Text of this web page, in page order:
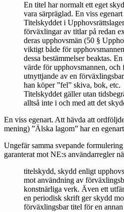
En titel har normalt ett eget
vara särpräglad. En viss
Titelskyddet i
förväxlingar av titlar på redan
deras upphovsmän (50 §
viktigt både för
dessa bestämmelser beaktas.
värde för upphovsmannen, och
utnyttjande av en
han köper ”fel” skiva, bok, etc.
Titelskyddet gäller utan
alltså inte i och med att det
En viss egenart. Att hävda att
mening) ”Älska lagom” har en
Ungefär samma svepande
garanterat mot NE:s användarregler
titelskydd, skydd enligt
mot användning av
konstnärliga verk. Även ett
en periodisk skrift ger skydd
förväxlingsbar titel för en